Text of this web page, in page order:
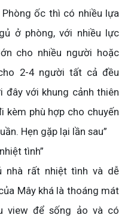
ốc thì có nhiều lựa
ở phòng, với nhiều lực
cho nhiều người hoặc
2-4 người tất cả đều
đây với khung cảnh thiên
kèm phù hợp cho chuyến
Hẹn gặp lại lần sau”
tình”
nhà rất nhiệt tình và dễ
Mây khá là thoáng mát
view để sống ảo và có